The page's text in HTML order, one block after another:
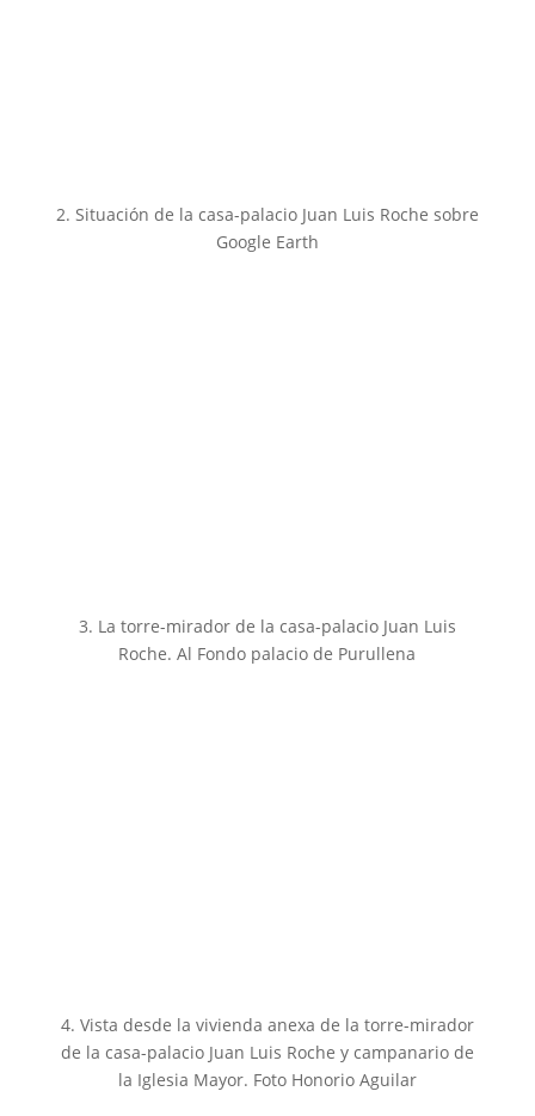
2. Situación de la casa-palacio Juan Luis Roche sobre
Google Earth
3. La torre-mirador de la casa-palacio Juan Luis
Roche. Al Fondo palacio de Purullena
4. Vista desde la vivienda anexa de la torre-mirador
de la casa-palacio Juan Luis Roche y campanario de
la Iglesia Mayor. Foto Honorio Aguilar